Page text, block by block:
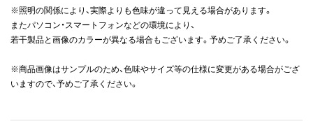
※照明の関係により、実際よりも色味が違って見える場合があります。
またパソコン・スマートフォンなどの環境により、
若干製品と画像のカラーが異なる場合もございます。予めご了承ください。
※商品画像はサンプルのため、色味やサイズ等の仕様に変更がある場合がござ
いますので、予めご了承ください。